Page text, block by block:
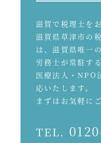
滋賀で税理士を
滋賀県草津市の
は、滋賀県唯一
労務士が常駐す
医療法人・NPO
応いたします。
まずはお気軽に
TEL.